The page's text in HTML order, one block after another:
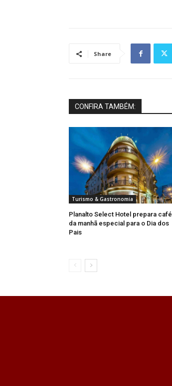
Share
CONFIRA TAMBÉM:
Turismo & Gastronomia
Planalto Select Hotel prepara café
da manhã especial para o Dia dos
Pais